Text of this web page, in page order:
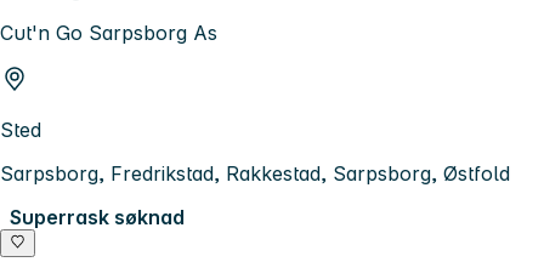
Cut'n Go Sarpsborg As
Sted
Sarpsborg, Fredrikstad, Rakkestad, Sarpsborg, Østfold
Superrask søknad